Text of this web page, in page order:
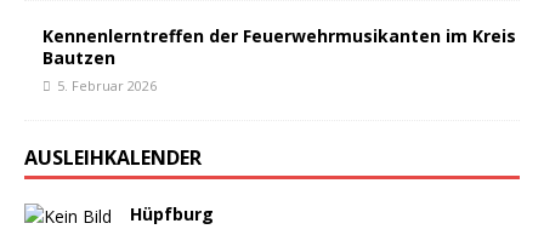
Kennenlerntreffen der Feuerwehrmusikanten im Kreis
Bautzen
5. Februar 2026
AUSLEIHKALENDER
Hüpfburg